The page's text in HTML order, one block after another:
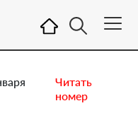
Читать
номер